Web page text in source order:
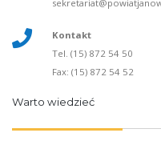
Kontakt
Tel. (15) 872 54 50
Fax: (15) 872 54 52
Warto wiedzieć